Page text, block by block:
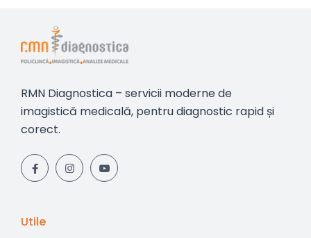
RMN Diagnostica – servicii moderne de
imagistică medicală, pentru diagnostic rapid și
corect.
Utile